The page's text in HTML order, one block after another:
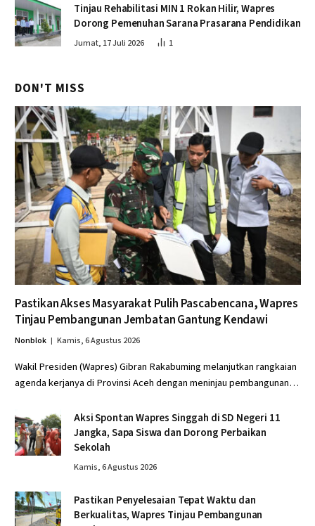
Tinjau Rehabilitasi MIN 1 Rokan Hilir, Wapres
Dorong Pemenuhan Sarana Prasarana Pendidikan
Jumat, 17 Juli 2026 1
DON'T MISS
Pastikan Akses Masyarakat Pulih Pascabencana, Wapres
Tinjau Pembangunan Jembatan Gantung Kendawi
Nonblok Kamis, 6 Agustus 2026
Wakil Presiden (Wapres) Gibran Rakabuming melanjutkan rangkaian
agenda kerjanya di Provinsi Aceh dengan meninjau pembangunan…
Aksi Spontan Wapres Singgah di SD Negeri 11
Jangka, Sapa Siswa dan Dorong Perbaikan
Sekolah
Kamis, 6 Agustus 2026
Pastikan Penyelesaian Tepat Waktu dan
Berkualitas, Wapres Tinjau Pembangunan